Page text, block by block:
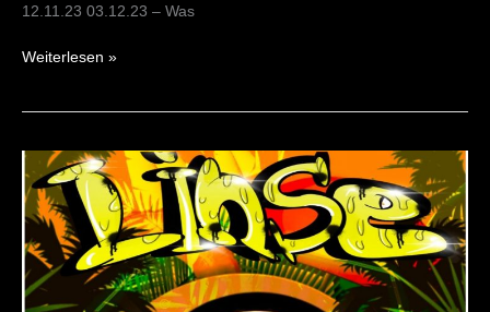
12.11.23 03.12.23 – Was
Weiterlesen »
Bass
Invasion
12/08/23